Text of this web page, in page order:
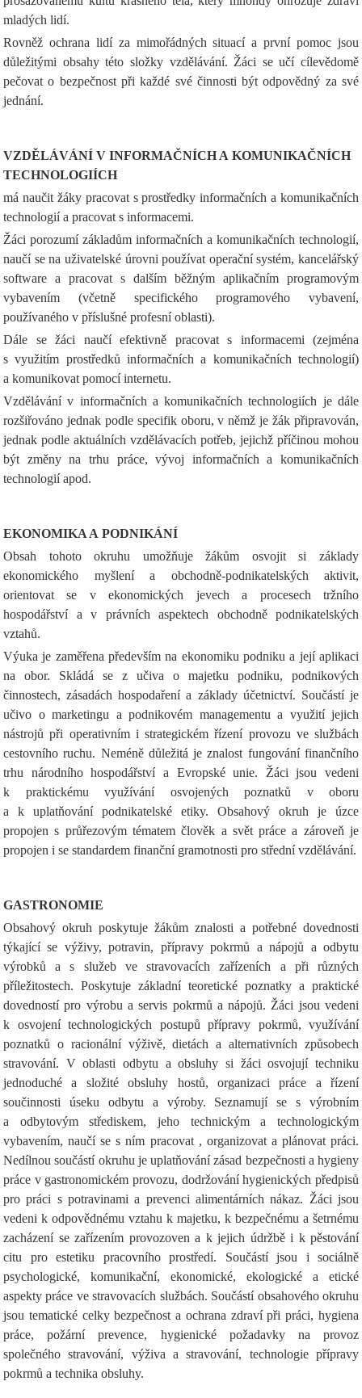
mladých lidí.
Rovněž ochrana lidí za mimořádných situací a první pomoc jsou
důležitými obsahy této složky vzdělávání. Žáci se učí cílevědomě
pečovat o bezpečnost při každé své činnosti být odpovědný za své
jednání.
VZDĚLÁVÁNÍ V INFORMAČNÍCH A KOMUNIKAČNÍCH
TECHNOLOGIÍCH
má naučit žáky pracovat s prostředky informačních a komunikačních
technologií a pracovat s informacemi.
Žáci porozumí základům informačních a komunikačních technologií,
naučí se na uživatelské úrovni používat operační systém, kancelářský
software a pracovat s dalším běžným aplikačním programovým
vybavením (včetně specifického programového vybavení,
používaného v příslušné profesní oblasti).
Dále se žáci naučí efektivně pracovat s informacemi (zejména
s využitím prostředků informačních a komunikačních technologií)
a komunikovat pomocí internetu.
Vzdělávání v informačních a komunikačních technologiích je dále
rozšiřováno jednak podle specifik oboru, v němž je žák připravován,
jednak podle aktuálních vzdělávacích potřeb, jejichž příčinou mohou
být změny na trhu práce, vývoj informačních a komunikačních
technologií apod.
EKONOMIKA A PODNIKÁNÍ
Obsah tohoto okruhu umožňuje žákům osvojit si základy
ekonomického myšlení a obchodně-podnikatelských aktivit,
orientovat se v ekonomických jevech a procesech tržního
hospodářství a v právních aspektech obchodně podnikatelských
vztahů.
Výuka je zaměřena především na ekonomiku podniku a její aplikaci
na obor. Skládá se z učiva o majetku podniku, podnikových
činnostech, zásadách hospodaření a základy účetnictví. Součástí je
učivo o marketingu a podnikovém managementu a využití jejich
nástrojů při operativním i strategickém řízení provozu ve službách
cestovního ruchu. Neméně důležitá je znalost fungování finančního
trhu národního hospodářství a Evropské unie. Žáci jsou vedeni
k praktickému využívání osvojených poznatků v oboru
a k uplatňování podnikatelské etiky. Obsahový okruh je úzce
propojen s průřezovým tématem člověk a svět práce a zároveň je
propojen i se standardem finanční gramotnosti pro střední vzdělávání.
GASTRONOMIE
Obsahový okruh poskytuje žákům znalosti a potřebné dovednosti
týkající se výživy, potravin, přípravy pokrmů a nápojů a odbytu
výrobků a s služeb ve stravovacích zařízeních a při různých
příležitostech. Poskytuje základní teoretické poznatky a praktické
dovedností pro výrobu a servis pokrmů a nápojů. Žáci jsou vedeni
k osvojení technologických postupů přípravy pokrmů, využívání
poznatků o racionální výživě, dietách a alternativních způsobech
stravování. V oblasti odbytu a obsluhy si žáci osvojují techniku
jednoduché a složité obsluhy hostů, organizaci práce a řízení
součinnosti úseku odbytu a výroby. Seznamují se s výrobním
a odbytovým střediskem, jeho technickým a technologickým
vybavením, naučí se s ním pracovat , organizovat a plánovat práci.
Nedílnou součástí okruhu je uplatňování zásad bezpečnosti a hygieny
práce v gastronomickém provozu, dodržování hygienických předpisů
pro práci s potravinami a prevenci alimentárních nákaz. Žáci jsou
vedeni k odpovědnému vztahu k majetku, k bezpečnému a šetrnému
zacházení se zařízením provozoven a k jejich údržbě i k pěstování
citu pro estetiku pracovního prostředí. Součástí jsou i sociálně
psychologické, komunikační, ekonomické, ekologické a etické
aspekty práce ve stravovacích službách. Součástí obsahového okruhu
jsou tematické celky bezpečnost a ochrana zdraví při práci, hygiena
práce, požární prevence, hygienické požadavky na provoz
společného stravování, výživa a stravování, technologie přípravy
pokrmů a technika obsluhy.